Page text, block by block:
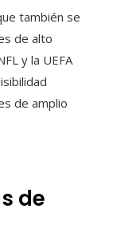
también se
de alto
y la UEFA
de amplio
de